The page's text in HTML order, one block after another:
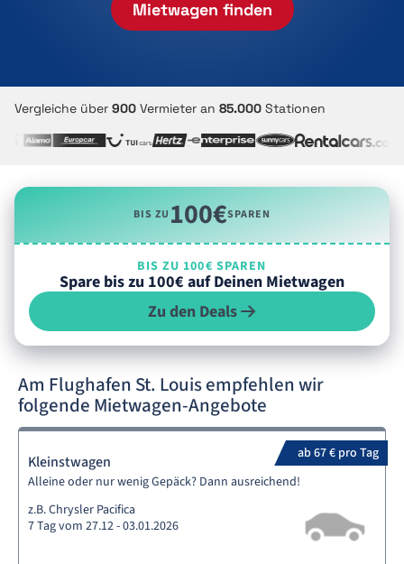
Mietwagen finden
Vergleiche über 900 Vermieter an 85.000 Stationen
BIS ZU100€SPAREN
BIS ZU 100€ SPAREN
Spare bis zu 100€ auf Deinen Mietwagen
Zu den Deals
Am Flughafen St. Louis empfehlen wir
folgende Mietwagen-Angebote
ab 67 € pro Tag
Kleinstwagen
Alleine oder nur wenig Gepäck? Dann ausreichend!
z.B. Chrysler Pacifica
7 Tag vom 27.12 - 03.01.2026